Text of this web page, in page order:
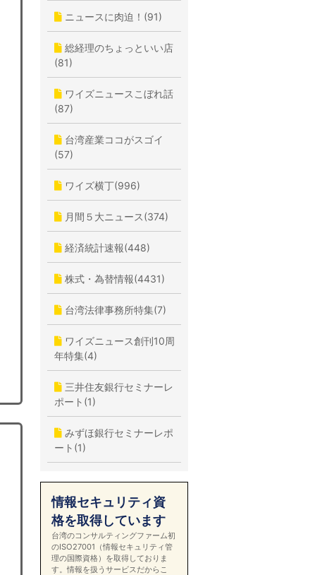
ニュースに肉迫！(91)
総経理のちょっといい店
(81)
ワイズニュースこぼれ話
(87)
台湾産業ココがスゴイ
(57)
ワイズ横丁(996)
月間５大ニュース(374)
経済統計速報(448)
株式・為替情報(4431)
台湾法律事務所特集(7)
ワイズニュース創刊10周
年特集(4)
三井住友銀行セミナーレ
ポート(1)
みずほ銀行セミナーレポ
ート(1)
情報セキュリティ資
格を取得しています
台湾のコンサルティングファーム初
のISO27001（情報セキュリティ管
理の国際資格）を取得しておりま
す。情報を扱うサービスだからこ